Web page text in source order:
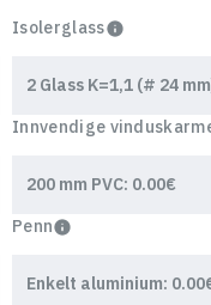
Isolerglass
Innvendige
Penn